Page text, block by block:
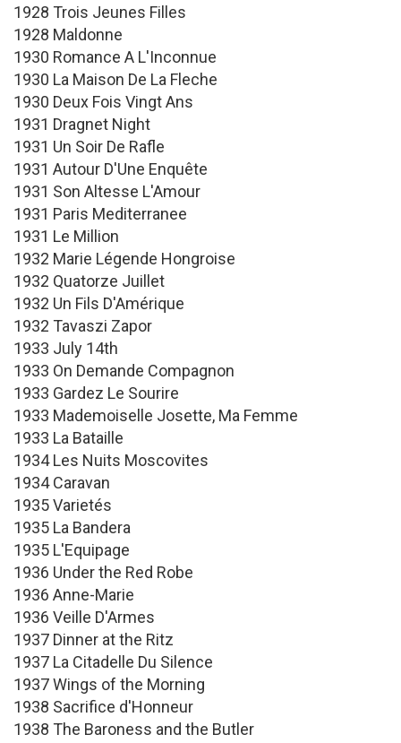
1928 Trois Jeunes Filles
1928 Maldonne
1930 Romance A L'Inconnue
1930 La Maison De La Fleche
1930 Deux Fois Vingt Ans
1931 Dragnet Night
1931 Un Soir De Rafle
1931 Autour D'Une Enquête
1931 Son Altesse L'Amour
1931 Paris Mediterranee
1931 Le Million
1932 Marie Légende Hongroise
1932 Quatorze Juillet
1932 Un Fils D'Amérique
1932 Tavaszi Zapor
1933 July 14th
1933 On Demande Compagnon
1933 Gardez Le Sourire
1933 Mademoiselle Josette, Ma Femme
1933 La Bataille
1934 Les Nuits Moscovites
1934 Caravan
1935 Varietés
1935 La Bandera
1935 L'Equipage
1936 Under the Red Robe
1936 Anne-Marie
1936 Veille D'Armes
1937 Dinner at the Ritz
1937 La Citadelle Du Silence
1937 Wings of the Morning
1938 Sacrifice d'Honneur
1938 The Baroness and the Butler